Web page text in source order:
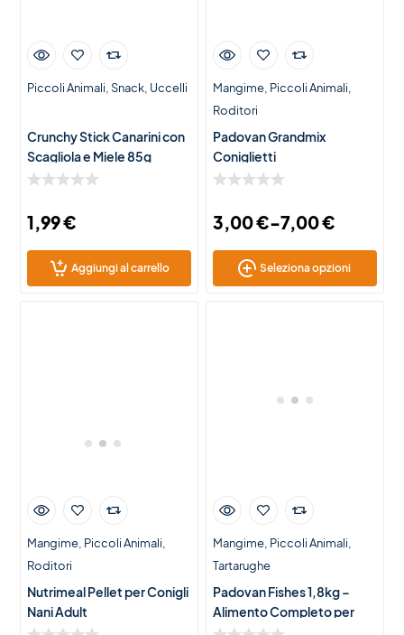
Piccoli Animali Snack Uccelli
Crunchy Stick Canarini con
Scagliola e Miele 85g
1,99€
Aggiungi al carrello
Mangime Piccoli Animali
Roditori
Padovan Grandmix
Coniglietti
3,00€-7,00€
Seleziona opzioni
Mangime Piccoli Animali
Roditori
Nutrimeal Pellet per Conigli
Nani Adult
Mangime Piccoli Animali
Tartarughe
Padovan Fishes 1,8kg –
Alimento Completo per
Tartarughe d’Acqua